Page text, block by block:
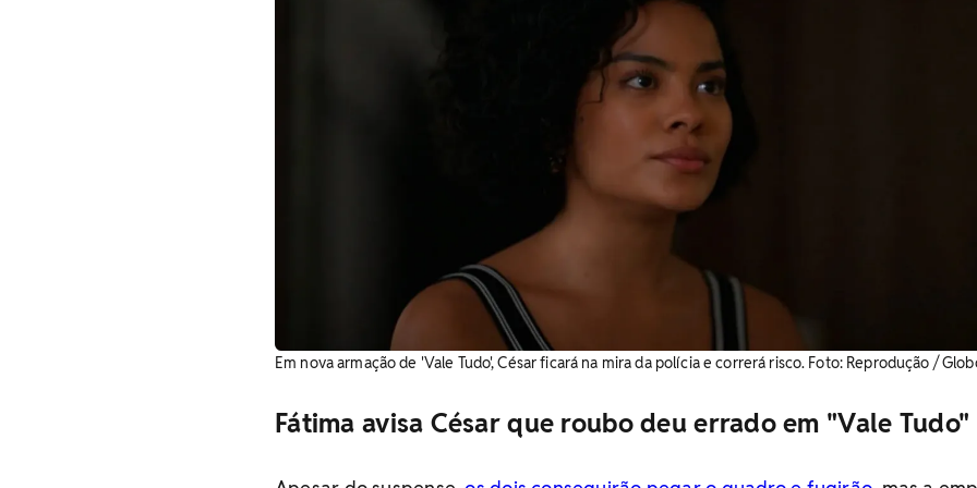
Em nova armação de 'Vale Tudo', César ficará na mira da polícia e correrá risco. ​Foto: Reprodução /
Fátima avisa César que roubo deu errado em "Vale Tudo"